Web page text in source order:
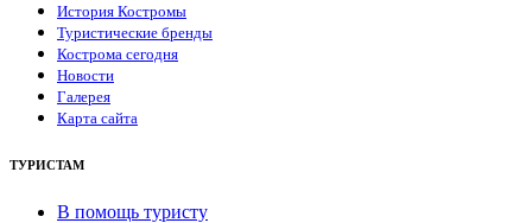
История Костромы
Туристические бренды
Кострома сегодня
Новости
Галерея
Карта сайта
ТУРИСТАМ
В помощь туристу